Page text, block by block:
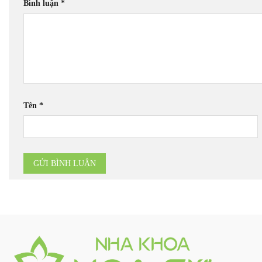
Bình luận *
Tên *